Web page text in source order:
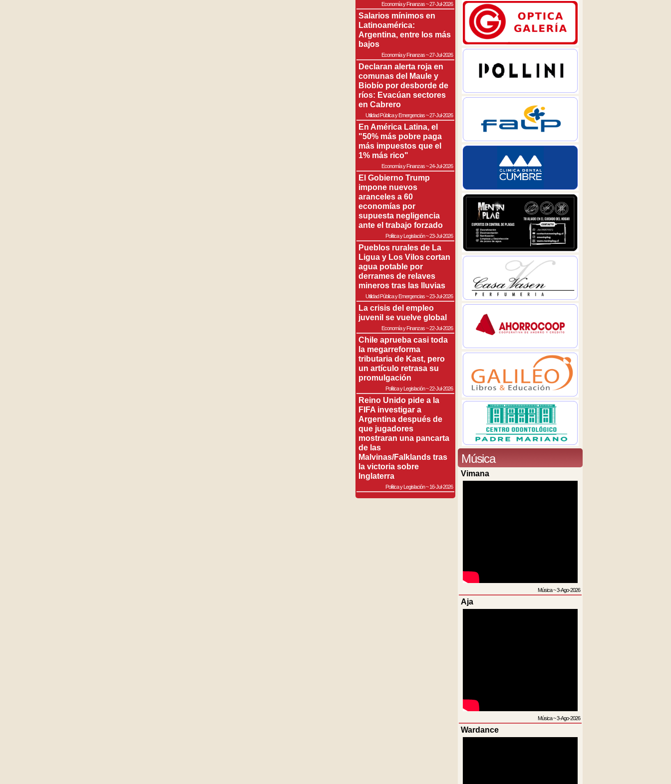
Economía y Finanzas~27-Jul-2026
Salarios mínimos en
Latinoamérica:
Argentina, entre los más
bajos
Economía y Finanzas~27-Jul-2026
Declaran alerta roja en
comunas del Maule y
Biobío por desborde de
ríos: Evacúan sectores
en Cabrero
Utilidad Pública y Emergencias~27-Jul-2026
En América Latina, el
"50% más pobre paga
más impuestos que el
1% más rico"
Economía y Finanzas~24-Jul-2026
El Gobierno Trump
impone nuevos
aranceles a 60
economías por
supuesta negligencia
ante el trabajo forzado
Política y Legislación~23-Jul-2026
Pueblos rurales de La
Ligua y Los Vilos cortan
agua potable por
derrames de relaves
mineros tras las lluvias
Utilidad Pública y Emergencias~23-Jul-2026
La crisis del empleo
juvenil se vuelve global
Economía y Finanzas~22-Jul-2026
Chile aprueba casi toda
la megarreforma
tributaria de Kast, pero
un artículo retrasa su
promulgación
Política y Legislación~22-Jul-2026
Reino Unido pide a la
FIFA investigar a
Argentina después de
que jugadores
mostraran una pancarta
de las
Malvinas/Falklands tras
la victoria sobre
Inglaterra
Política y Legislación~16-Jul-2026
Música
Vimana
Música~3-Ago-2026
Aja
Música~3-Ago-2026
Wardance